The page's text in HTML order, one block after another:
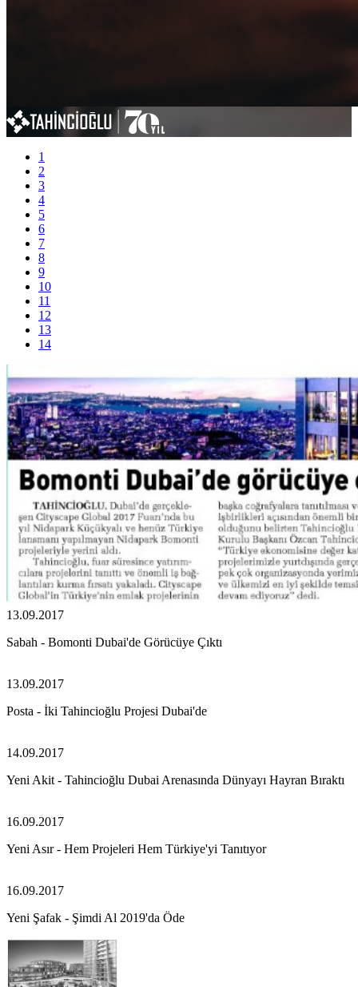
1
2
3
4
5
6
7
8
9
10
11
12
13
14
13.09.2017
Sabah - Bomonti Dubai'de Görücüye Çıktı
13.09.2017
Posta - İki Tahincioğlu Projesi Dubai'de
14.09.2017
Yeni Akit - Tahincioğlu Dubai Arenasında Dünyayı Hayran Bıraktı
16.09.2017
Yeni Asır - Hem Projeleri Hem Türkiye'yi Tanıtıyor
16.09.2017
Yeni Şafak - Şimdi Al 2019'da Öde